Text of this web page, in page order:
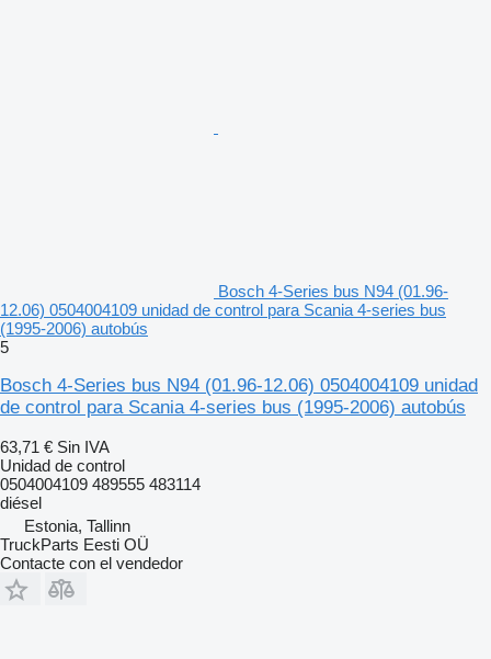
Bosch 4-Series bus N94 (01.96-
12.06) 0504004109 unidad de control para Scania 4-series bus
(1995-2006) autobús
5
Bosch 4-Series bus N94 (01.96-12.06) 0504004109 unidad
de control para Scania 4-series bus (1995-2006) autobús
63,71 € Sin IVA
Unidad de control
0504004109 489555 483114
diésel
Estonia, Tallinn
TruckParts Eesti OÜ
Contacte con el vendedor